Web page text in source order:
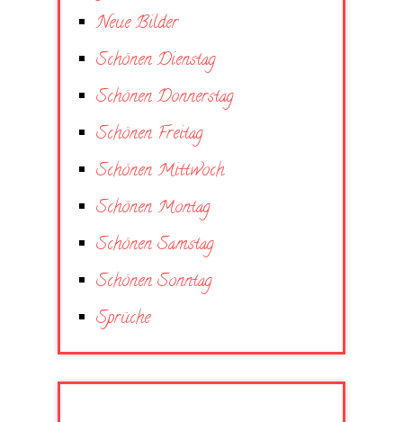
Neue Bilder
Schönen Dienstag
Schönen Donnerstag
Schönen Freitag
Schönen Mittwoch
Schönen Montag
Schönen Samstag
Schönen Sonntag
Sprüche